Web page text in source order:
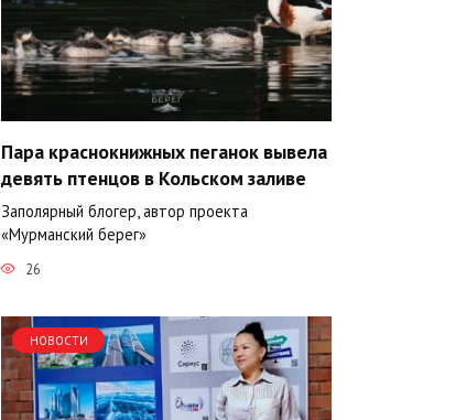
Пара краснокнижных пеганок вывела
девять птенцов в Кольском заливе
Заполярный блогер, автор проекта
«Мурманский берег»
26
НОВОСТИ